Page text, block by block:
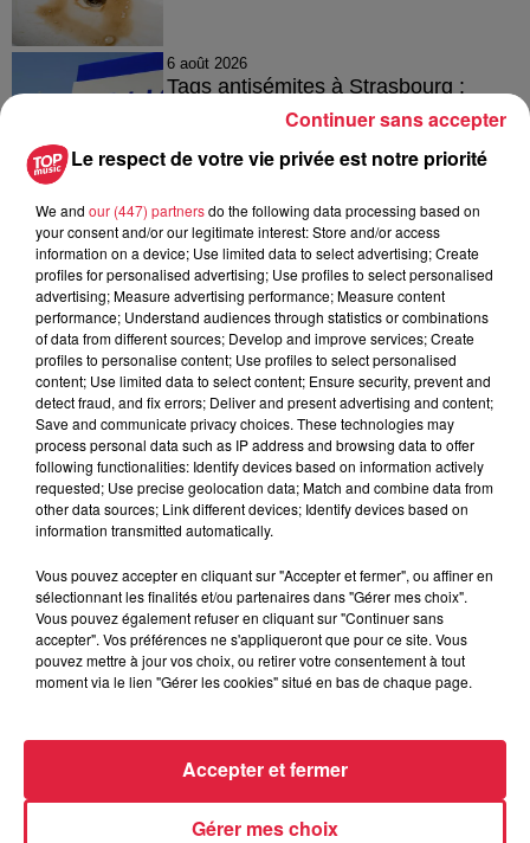
6 août 2026
Tags antisémites à Strasbourg :
Catherine Trautmann réagit
6 août 2026
Au zoo de Mulhouse : rencontre
avec les flamants rouges
À découvrir également
Le respect de votre vie privée est notre priorité
We and our (447) partnersdo the following data processing based on
your consent and/or our legitimate interest: Store and/or access
information on a device; Use limited data to select advertising; Create
profiles for personalised advertising; Use profiles to select personalised
advertising; Measure advertising performance; Measure content
performance; Understand audiences through statistics or combinations
of data from different sources; Develop and improve services; Create
profiles to personalise content; Use profiles to select personalised
content; Use limited data to select content; Ensure security, prevent and
detect fraud, and fix errors; Deliver and present advertising and content;
Save and communicate privacy choices. These technologies may
process personal data such as IP address and browsing data to offer
following functionalities: Identify devices based on information actively
requested; Use precise geolocation data; Match and combine data from
other data sources; Link different devices; Identify devices based on
information transmitted automatically.
Vous pouvez accepter en cliquant sur "Accepter et fermer", ou affiner en
sélectionnant les finalités et/ou partenaires dans "Gérer mes choix".
Vous pouvez également refuser en cliquant sur "Continuer sans
accepter". Vos préférences ne s'appliqueront que pour ce site. Vous
pouvez mettre à jour vos choix, ou retirer votre consentement à tout
moment via le lien "Gérer les cookies" situé en bas de chaque page.
Gérer mes choix
Accepter et fermer
Continuer sans accepter